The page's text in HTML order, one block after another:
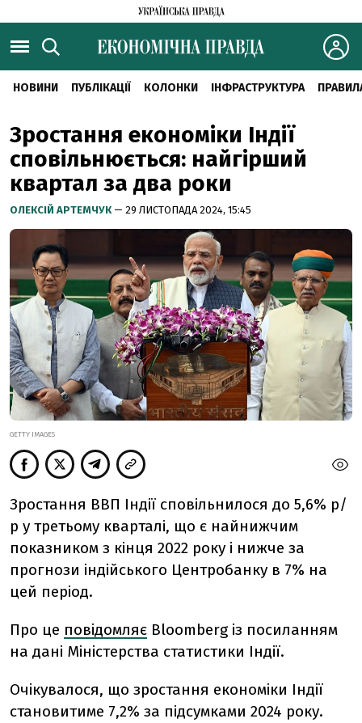
НОВИНИ ПУБЛІКАЦІЇ КОЛОНКИ ІНФРАСТРУКТУРА
Зростання економіки Індії
сповільнюється: найгірший
квартал за два роки
ОЛЕКСІЙ АРТЕМЧУК — 29 ЛИСТОПАДА 2024, 15:45
GETTY IMAGES
Зростання ВВП Індії сповільнилося до 5,6% р/
р у третьому кварталі, що є найнижчим
показником з кінця 2022 року і нижче за
прогнози індійського Центробанку в 7% на
цей період.
Про це повідомляє Bloomberg із посиланням
на дані Міністерства статистики Індії.
Очікувалося, що зростання економіки Індії
становитиме 7,2% за підсумками 2024 року.